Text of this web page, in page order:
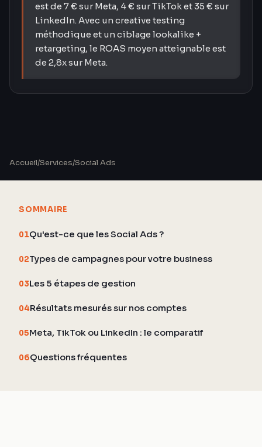
est de 7 € sur Meta, 4 € sur TikTok et 35 € sur
LinkedIn. Avec un creative testing
méthodique et un ciblage lookalike +
retargeting, le ROAS moyen atteignable est
de 2,8x sur Meta.
Accueil/Services/Social Ads
SOMMAIRE
01Qu'est-ce que les Social Ads ?
02Types de campagnes pour votre business
03Les 5 étapes de gestion
04Résultats mesurés sur nos comptes
05Meta, TikTok ou LinkedIn : le comparatif
06Questions fréquentes